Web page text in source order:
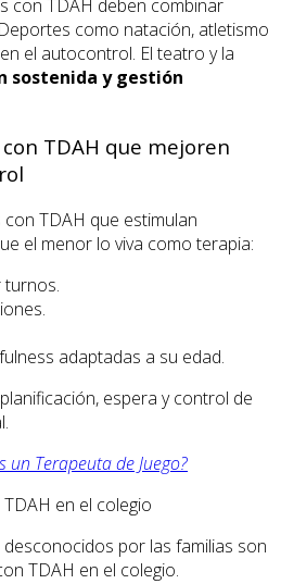
con TDAH deben combinar
como natación, atletismo
el autocontrol. El teatro y la
sostenida y gestión
TDAH que mejoren
TDAH que estimulan
el menor lo viva como terapia:
turnos.
adaptadas a su edad.
espera y control de
un Terapeuta de Juego?
en el colegio
por las familias son
TDAH en el colegio.